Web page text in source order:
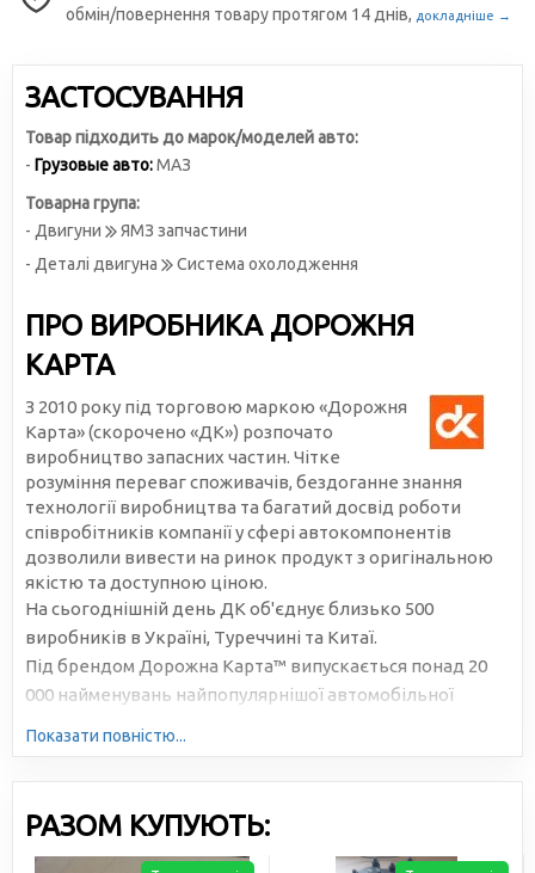
обмін/повернення товару протягом 14 днів, докладніше →
ЗАСТОСУВАННЯ
Товар підходить до марок/моделей авто:
- Грузовые авто:МАЗ
Товарна група:
- Двигуни
ЯМЗ запчастини
- Деталі двигуна
Система охолодження
ПРО ВИРОБНИКА ДОРОЖНЯ
КАРТА
З 2010 року під торговою маркою «Дорожня
Карта» (скорочено «ДК») розпочато
виробництво запасних частин. Чітке
розуміння переваг споживачів, бездоганне знання
технології виробництва та багатий досвід роботи
співробітників компанії у сфері автокомпонентів
дозволили вивести на ринок продукт з оригінальною
якістю та доступною ціною.
На сьогоднішній день ДК об'єднує близько 500
виробників в Україні, Туреччині та Китаї.
Під брендом Дорожна Карта™ випускається понад 20
000 найменувань найпопулярнішої автомобільної
Показати повністю...
РАЗОМ КУПУЮТЬ: